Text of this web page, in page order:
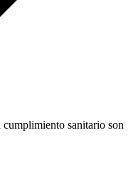
sanitario son